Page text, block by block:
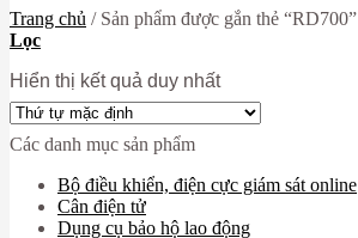
Trang chủ /Sản phẩm được gắn thẻ “RD700”
Lọc
Hiển thị kết quả duy nhất
Các danh mục sản phẩm
Bộ điều khiển, điện cực giám sát online
Cân điện tử
Dụng cụ bảo hộ lao động